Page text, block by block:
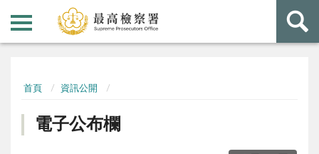
首頁 資訊公開
電子公布欄